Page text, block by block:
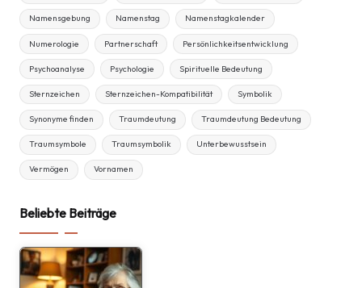
Namensgebung Namenstag Namenstagkalender
Numerologie Partnerschaft Persönlichkeitsentwicklung
Psychoanalyse Psychologie Spirituelle Bedeutung
Sternzeichen Sternzeichen-Kompatibilität Symbolik
Synonyme finden Traumdeutung Traumdeutung Bedeutung
Traumsymbole Traumsymbolik Unterbewusstsein
Vermögen Vornamen
Beliebte Beiträge